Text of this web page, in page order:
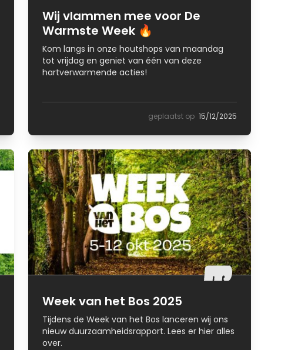
Wij vlammen mee voor De
Warmste Week 🔥
Kom langs in onze houtshops van maandag
tot vrijdag en geniet van één van deze
hartverwarmende acties!
geplaatst op 15/12/2025
Week van het Bos 2025
Tijdens de Week van het Bos lanceren wij ons
nieuw duurzaamheidsrapport. Lees er hier alles
over.